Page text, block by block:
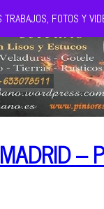
–
TRABAJOS, FOTOS Y